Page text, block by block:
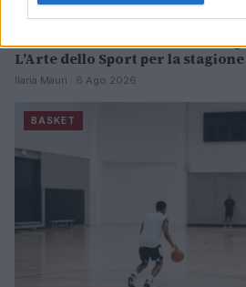
Pistoia Basket 2000 annuncia la
L’Arte dello Sport per la stagione
Ilaria Mauri · 6 Ago 2026
BASKET